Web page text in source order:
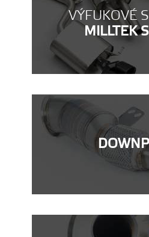
VÝFUKOVÉ
MILLTEK